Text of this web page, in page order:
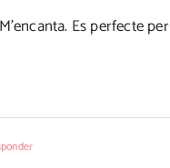
Es perfecte